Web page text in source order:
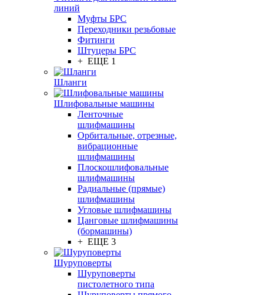
линий
Муфты БРС
Переходники резьбовые
Фитинги
Штуцеры БРС
+ ЕЩЕ 1
Шланги
Шлифовальные машины
Ленточные
шлифмашины
Орбитальные, отрезные,
вибрационные
шлифмашины
Плоскошлифовальные
шлифмашины
Радиальные (прямые)
шлифмашины
Угловые шлифмашины
Цанговые шлифмашины
(бормашины)
+ ЕЩЕ 3
Шуруповерты
Шуруповерты
пистолетного типа